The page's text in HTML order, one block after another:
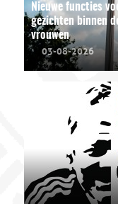
Nieuwe functies
gezichten binnen
vrouwen
03-08-2026